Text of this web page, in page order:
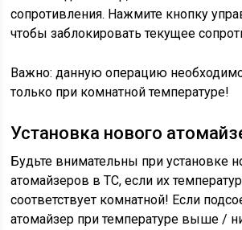
сопротивления. Нажмите кнопку
чтобы заблокировать текущее
Важно: данную операцию
только при комнатной температуре!
Установка нового
Будьте внимательны при установке
атомайзеров в ТС, если их
соответствует комнатной! Если
атомайзер при температуре выше /